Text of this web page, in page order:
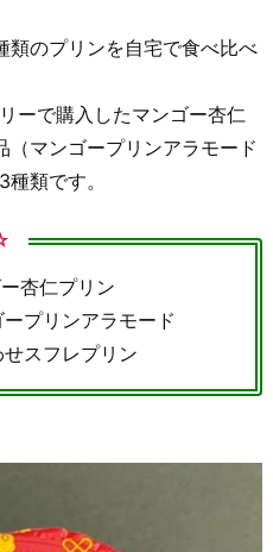
類のプリンを自宅で食べ比べ
ーで購入したマンゴー杏仁
マンゴープリンアラモード
類です。
杏仁プリン
プリンアラモード
スフレプリン